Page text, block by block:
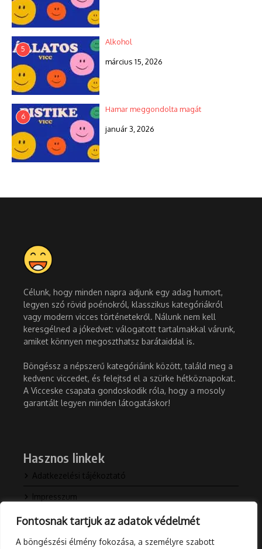
Fontosnak tartjuk az adatok védelmét
A böngészési élmény fokozása, a személyre szabott
5
Alkohol
március 15, 2026
6
Hamar meggondolta magát
január 3, 2026
Célunk, hogy minden napra adjunk egy adag humort,
legyen szó rövid poénokról, klasszikus kategóriákról
vagy modern vicces történetekről. Nálunk nem kell
keresgélned a jókedvet: válogatott tartalmakkal várunk,
amiket könnyen megoszthatsz barátaiddal is.
Böngéssz a népszerű kategóriáink között, találd meg a
kedvenc viccedet, és felejtsd el a szürke hétköznapokat.
A Vicceske csapata gondoskodik róla, hogy a mosoly
garantált legyen minden látogatáskor!
Hasznos linkek
Adatkezelési tájékoztató
Impresszum
Kapcsolat
Rólunk